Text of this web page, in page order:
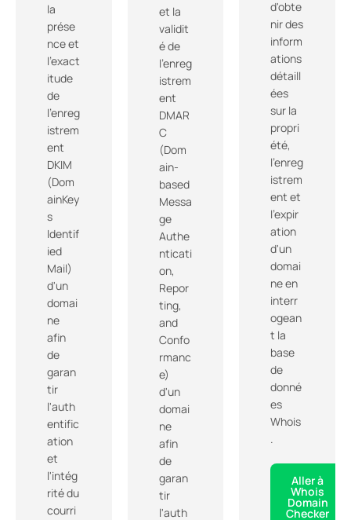
la
prése
nce et
l'exact
itude
de
l'enreg
istrem
ent
DKIM
(Dom
ainKey
s
Identif
ied
Mail)
d'un
domai
ne
afin
de
garan
tir
l'auth
entific
ation
et
l'intég
rité du
courri
et la
validit
é de
l'enreg
istrem
ent
DMAR
C
(Dom
ain-
based
Messa
ge
Authe
nticati
on,
Repor
ting,
and
Confo
rmanc
e)
d'un
domai
ne
afin
de
garan
tir
l'auth
d'obte
nir des
inform
ations
détaill
ées
sur la
propri
été,
l'enreg
istrem
ent et
l'expir
ation
d'un
domai
ne en
interr
ogean
t la
base
de
donné
es
Whois
.
Aller à
Whois
Domain
Checker